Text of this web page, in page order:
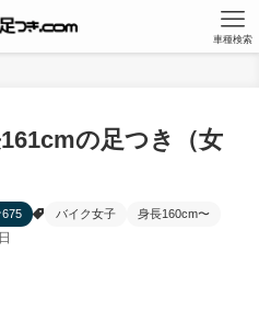
車種検索
の足つき（女
バイク女子 身長160cm〜